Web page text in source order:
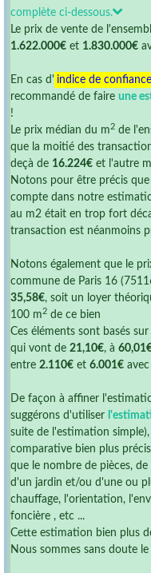
complète ci-dessous.
Le prix de vente de
1.622.000€ et 1.830.000€
En cas d' indice de
recommandé de faire une
!
Le prix médian du m 2 de
que la moitié des
deçà de 16.224€ et l'autre
Notons pour être précis que
compte dans notre
au m2 était en trop fort
transaction est néanmoins
Notons également que le
commune de Paris 16
35,58€, soit un loyer
100 m 2 de ce bien
Ces éléments sont basés
qui vont de 21,10€, à
entre 2.110€ et 6.001€
De façon à affiner
suggérons d'utiliser
suite de l'estimation
comparative bien plus
que le nombre de pièces,
d'un jardin et/ou d'une ou
chauffage, l'orientation,
foncière , etc ...
Cette estimation bien plus
Nous sommes sans doute